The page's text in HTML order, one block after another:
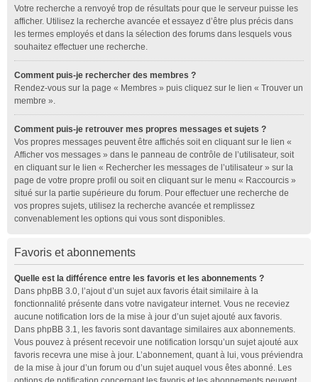
Votre recherche a renvoyé trop de résultats pour que le serveur puisse les
afficher. Utilisez la recherche avancée et essayez d’être plus précis dans
les termes employés et dans la sélection des forums dans lesquels vous
souhaitez effectuer une recherche.
Comment puis-je rechercher des membres ?
Rendez-vous sur la page « Membres » puis cliquez sur le lien « Trouver un
membre ».
Comment puis-je retrouver mes propres messages et sujets ?
Vos propres messages peuvent être affichés soit en cliquant sur le lien «
Afficher vos messages » dans le panneau de contrôle de l’utilisateur, soit
en cliquant sur le lien « Rechercher les messages de l’utilisateur » sur la
page de votre propre profil ou soit en cliquant sur le menu « Raccourcis »
situé sur la partie supérieure du forum. Pour effectuer une recherche de
vos propres sujets, utilisez la recherche avancée et remplissez
convenablement les options qui vous sont disponibles.
Favoris et abonnements
Quelle est la différence entre les favoris et les abonnements ?
Dans phpBB 3.0, l’ajout d’un sujet aux favoris était similaire à la
fonctionnalité présente dans votre navigateur internet. Vous ne receviez
aucune notification lors de la mise à jour d’un sujet ajouté aux favoris.
Dans phpBB 3.1, les favoris sont davantage similaires aux abonnements.
Vous pouvez à présent recevoir une notification lorsqu’un sujet ajouté aux
favoris recevra une mise à jour. L’abonnement, quant à lui, vous préviendra
de la mise à jour d’un forum ou d’un sujet auquel vous êtes abonné. Les